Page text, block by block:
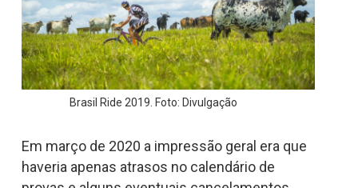
Brasil Ride 2019. Foto: Divulgação
Em março de 2020 a impressão geral era que
haveria apenas atrasos no calendário de